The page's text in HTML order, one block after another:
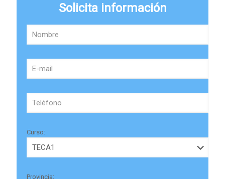
Solicita información
Curso:
Provincia: